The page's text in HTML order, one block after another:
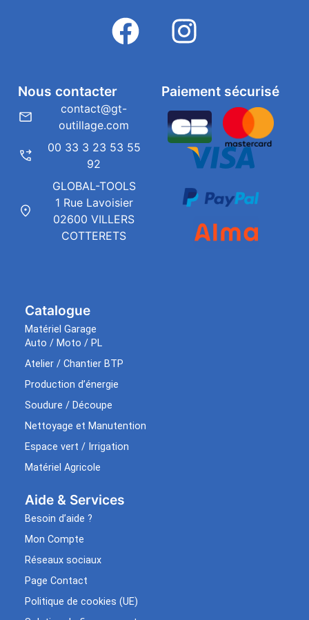
Catalogue
Matériel Garage
Auto / Moto / PL
Atelier / Chantier BTP
Production d’énergie
Soudure / Découpe
Nettoyage et Manutention
Espace vert / Irrigation
Matériel Agricole
Aide & Services​
Besoin d’aide ?
Mon Compte
Réseaux sociaux
Page Contact
Politique de cookies (UE)
Paiement sécurisé
Nous contacter
contact@gt-
outillage.com
00 33 3 23 53 55
92
GLOBAL-TOOLS
1 Rue Lavoisier
02600 VILLERS
COTTERETS